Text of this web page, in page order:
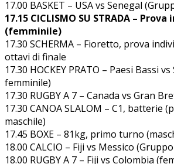
17.00 BASKET – USA vs Senegal
17.15 CICLISMO SU STRADA – Prova
(femminile)
17.30 SCHERMA – Fioretto, prova
ottavi di finale
17.30 HOCKEY PRATO – Paesi Bassi
femminile)
17.30 RUGBY A 7 – Canada vs Gran
17.30 CANOA SLALOM – C1, batterie
maschile)
17.45 BOXE – 81kg, primo turno
18.00 CALCIO – Fiji vs Messico
18.00 RUGBY A 7 – Fiji vs Colombia